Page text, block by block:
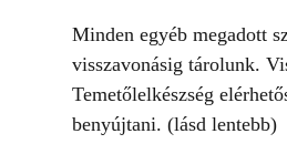
Minden egyéb megadott
visszavonásig tárolunk.
Temetőlelkészség
benyújtani. (lásd lentebb)